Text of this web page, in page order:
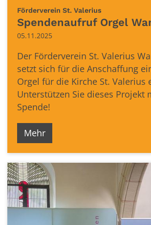
Förderverein St. Valerius
Spendenaufruf Orgel
05.11.2025
Der Förderverein St. Valerius
setzt sich für die Anschaffung
Orgel für die Kirche St. Valerius
Unterstützen Sie dieses Projekt
Spende!
Mehr